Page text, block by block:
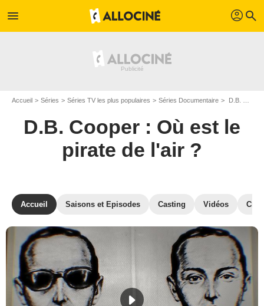
menu profil search
Accueil Séries Séries TV les plus populaires Séries Documentaire D.B. Cooper : Où est le pirate de l'air ?
D.B. Cooper : Où est le
pirate de l'air ?
Accueil Saisons et Episodes Casting Vidéos